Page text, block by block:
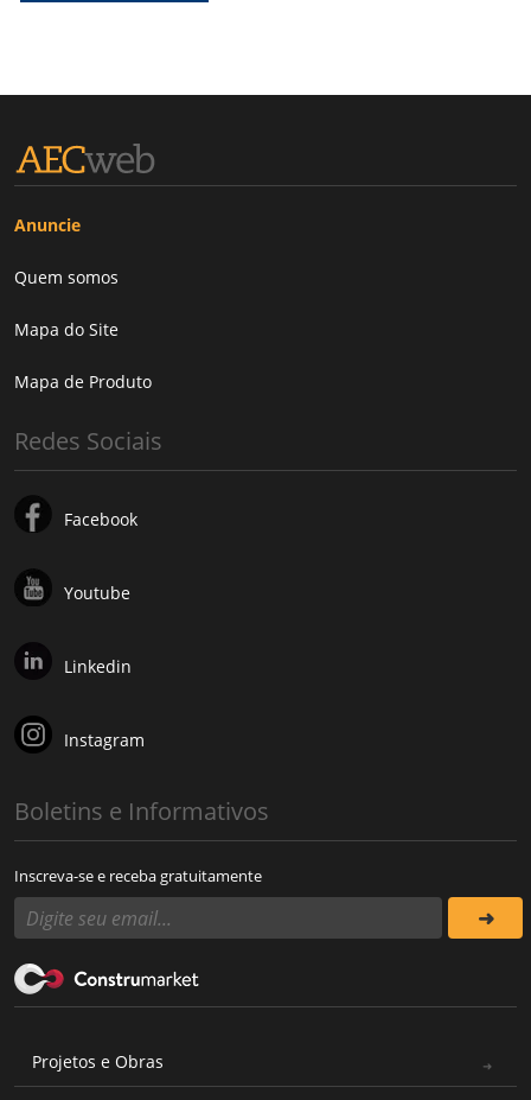
Anuncie
Quem somos
Mapa do Site
Mapa de Produto
Redes Sociais
Facebook
Youtube
Linkedin
Instagram
Boletins e Informativos
Inscreva-se e receba gratuitamente
Projetos e Obras